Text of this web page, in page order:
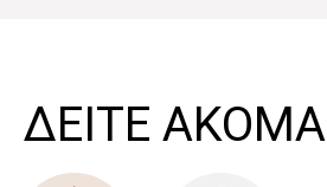
ΔΕΙΤΕ ΑΚΟΜΑ